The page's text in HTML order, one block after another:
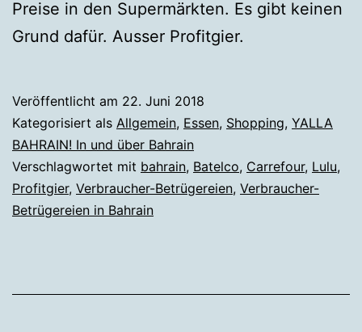
Preise in den Supermärkten. Es gibt keinen
Grund dafür. Ausser Profitgier.
Veröffentlicht am 22. Juni 2018
Kategorisiert als Allgemein, Essen, Shopping, YALLA
BAHRAIN! In und über Bahrain
Verschlagwortet mit bahrain, Batelco, Carrefour, Lulu,
Profitgier, Verbraucher-Betrügereien, Verbraucher-
Betrügereien in Bahrain